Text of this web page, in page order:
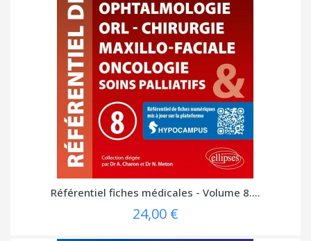
Référentiel fiches médicales - Volume 8....
24,00 €